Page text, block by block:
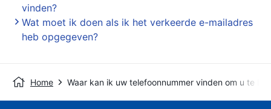
vinden?
Wat moet ik doen als ik het verkeerde e-mailadres
heb opgegeven?
Home Waar kan ik uw telefoonnummer vinden om u te